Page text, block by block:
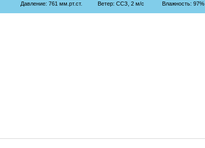
Давление: 761 мм.рт.ст. Ветер: ССЗ, 2 м/с Влажность: 97%